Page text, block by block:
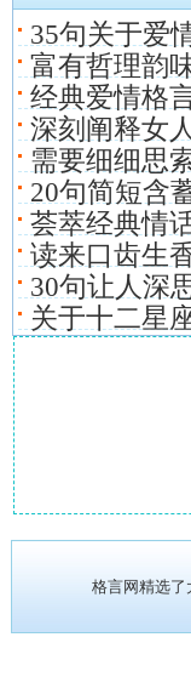
35句关于爱
富有哲理韵
经典爱情格
深刻阐释女
需要细细思
20句简短含
荟萃经典情
读来口齿生
30句让人深
关于十二星
格言网精选